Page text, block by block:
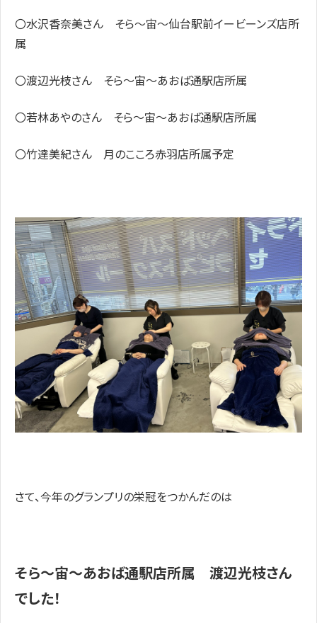
〇水沢香奈美さん そら～宙～仙台駅前イービーンズ店所
属
〇渡辺光枝さん そら～宙～あおば通駅店所属
〇若林あやのさん そら～宙～あおば通駅店所属
〇竹達美紀さん 月のこころ赤羽店所属予定
さて、今年のグランプリの栄冠をつかんだのは
そら～宙～あおば通駅店所属 渡辺光枝さん
でした！